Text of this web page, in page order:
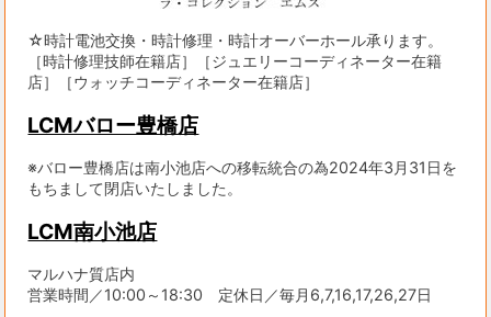
☆時計電池交換・時計修理・時計オーバーホール承ります。
［時計修理技師在籍店］［ジュエリーコーディネーター在籍
店］［ウォッチコーディネーター在籍店］
LCMバロー豊橋店
※バロー豊橋店は南小池店への移転統合の為2024年3月31日を
もちまして閉店いたしました。
LCM南小池店
マルハナ質店内
営業時間／10:00～18:30 定休日／毎月6,7,16,17,26,27日